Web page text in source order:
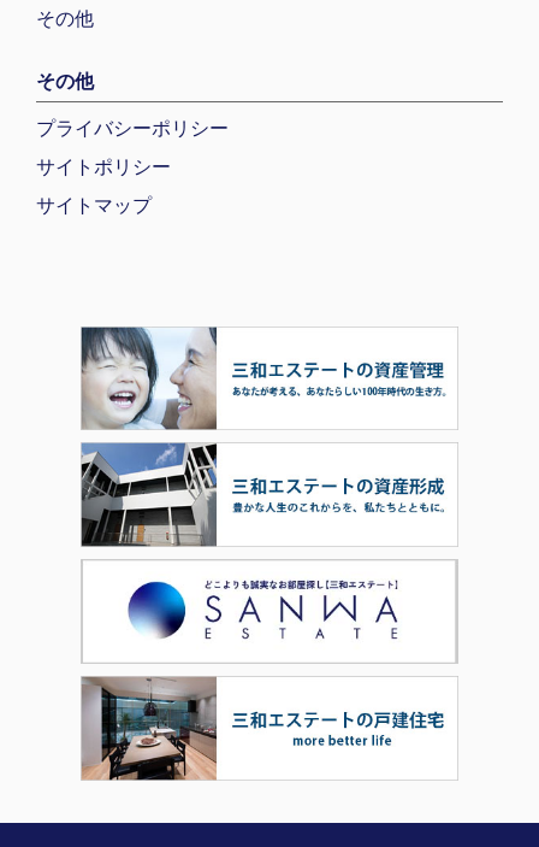
その他
その他
プライバシーポリシー
サイトポリシー
サイトマップ